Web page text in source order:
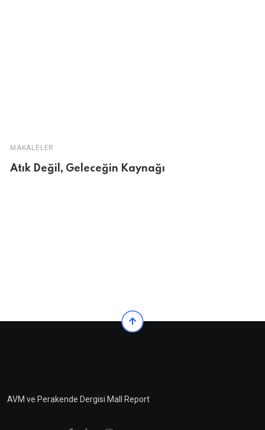
MAKALELER
Atık Değil, Geleceğin Kaynağı
AVM ve Perakende Dergisi Mall Report